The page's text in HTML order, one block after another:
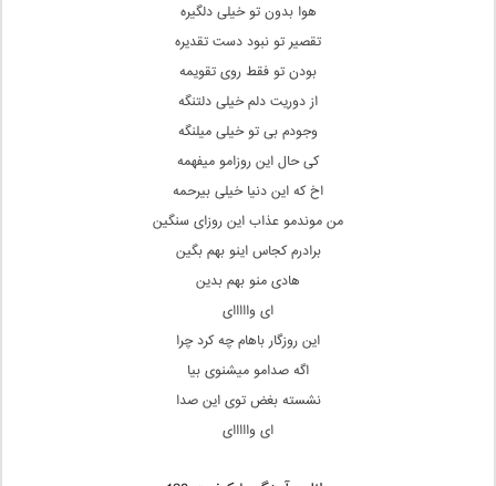
هوا بدون تو خیلی دلگیره
تقصیر تو نبود دست تقدیره
بودن تو فقط روی تقویمه
از دوریت دلم خیلی دلتنگه
وجودم بی تو خیلی میلنگه
کی حال این روزامو میفهمه
اخ که این دنیا خیلی بیرحمه
من موندمو عذاب این روزای سنگین
برادرم کجاس اینو بهم بگین
هادی منو بهم بدین
ای وااااای
این روزگار باهام چه کرد چرا
اگه صدامو میشنوی بیا
نشسته بغض توی این صدا
ای وااااای